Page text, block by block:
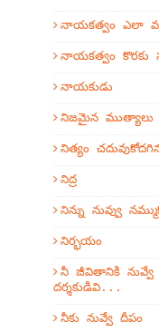
నాయకత్వం ఎలా
నాయకత్వం కొరకు
నాయకుడు
నిజమైన ముత్యాలు
నిత్యం
నిద్ర
నిన్ను నువ్వు
నిర్భయం
నీ జీవితానికి
దర్శకుడివి...
నీకు నువ్వే దీపం